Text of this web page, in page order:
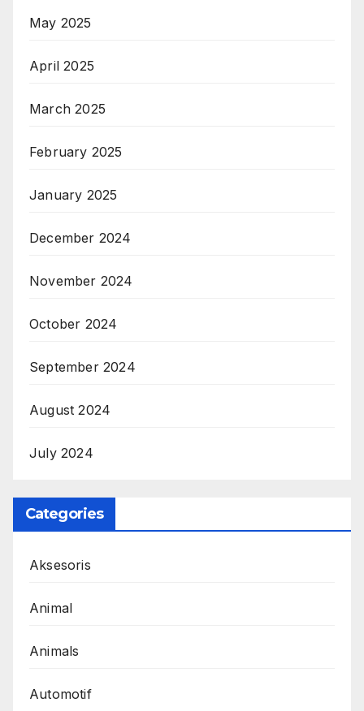
May 2025
April 2025
March 2025
February 2025
January 2025
December 2024
November 2024
October 2024
September 2024
August 2024
July 2024
Categories
Aksesoris
Animal
Animals
Automotif